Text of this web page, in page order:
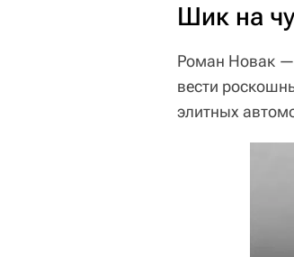
Шик на
Роман Новак —
вести
элитных